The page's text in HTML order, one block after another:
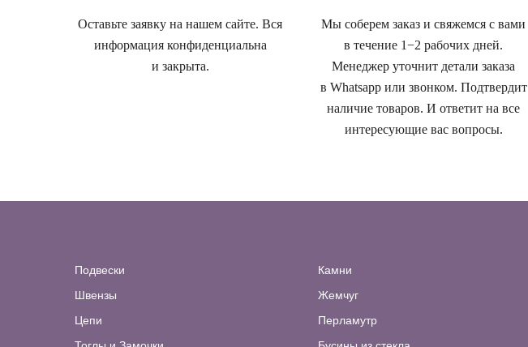
Оставьте заявку на нашем сайте. Вся
информация конфиденциальна
и закрыта.
Мы соберем заказ и свяжемся с вами
в течение 1−2 рабочих дней.
Менеджер уточнит детали заказа
в Whatsapp или звонком. Подтвердит
наличие товаров. И ответит на все
интересующие вас вопросы.
Подвески
Швензы
Цепи
Камни
Жемчуг
Перламутр